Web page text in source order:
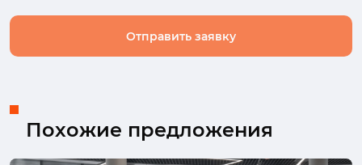
Отправить заявку
Похожие предложения